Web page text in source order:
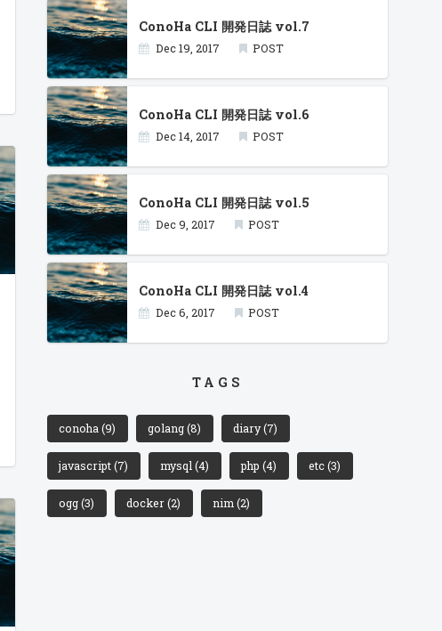
ConoHa CLI 開発日誌 vol.7
Dec 19, 2017 POST
ConoHa CLI 開発日誌 vol.6
Dec 14, 2017 POST
ConoHa CLI 開発日誌 vol.5
Dec 9, 2017 POST
ConoHa CLI 開発日誌 vol.4
Dec 6, 2017 POST
TAGS
conoha(9) golang(8) diary(7)
javascript(7) mysql(4) php(4) etc(3)
ogg(3) docker(2) nim(2)